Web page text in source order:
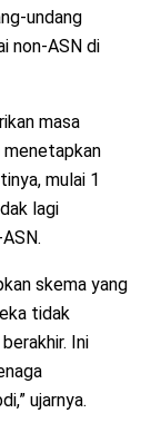
undang
non-ASN di
masa
menetapkan
mulai 1
lagi
skema yang
tidak
Ini
ujarnya.